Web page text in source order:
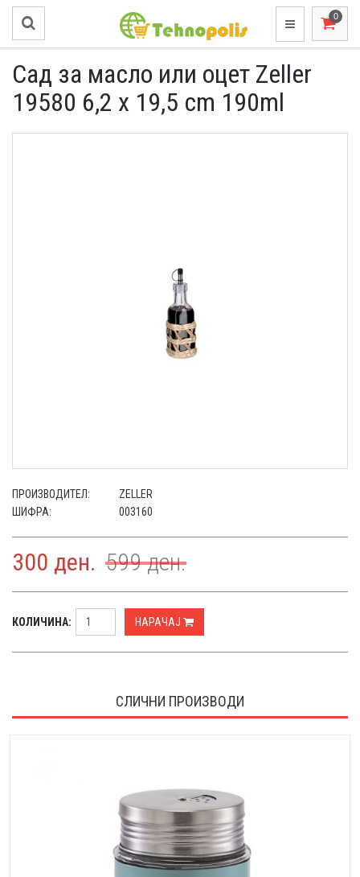
Сад за масло или оцет Zeller
19580 6,2 x 19,5 cm 190ml
ПРОИЗВОДИТЕЛ:
ZELLER
ШИФРА:
003160
300 ден. 599ден.
КОЛИЧИНА: НАРАЧАЈ
СЛИЧНИ ПРОИЗВОДИ